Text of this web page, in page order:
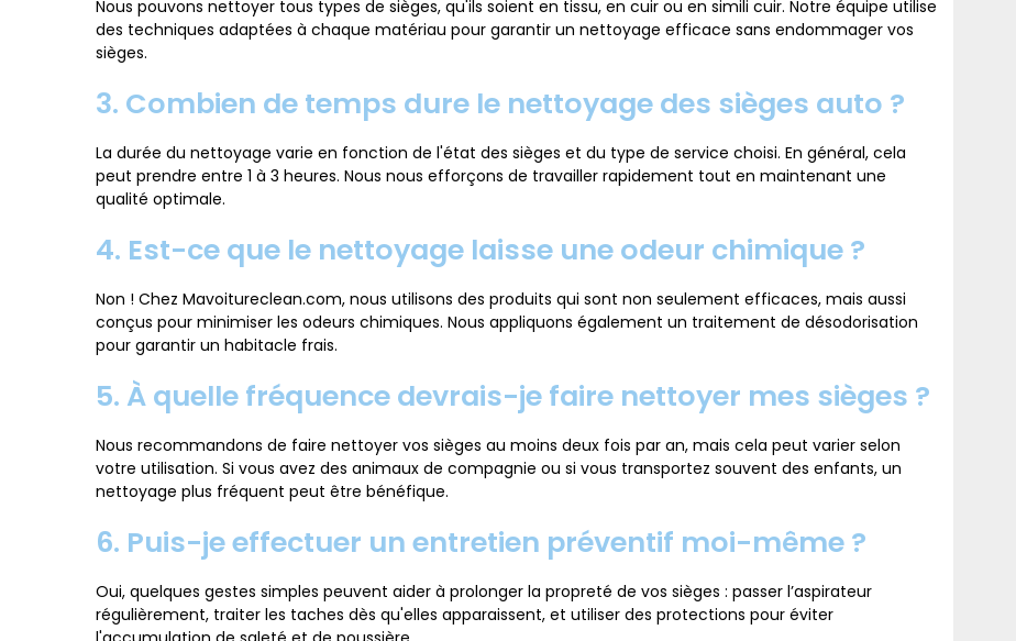
Nous pouvons nettoyer tous types de sièges, qu'ils soient en tissu, en cuir ou en simili cuir. Notre équipe utilise
des techniques adaptées à chaque matériau pour garantir un nettoyage efficace sans endommager vos
sièges.
3. Combien de temps dure le nettoyage des sièges auto ?
La durée du nettoyage varie en fonction de l'état des sièges et du type de service choisi. En général, cela
peut prendre entre 1 à 3 heures. Nous nous efforçons de travailler rapidement tout en maintenant une
qualité optimale.
4. Est-ce que le nettoyage laisse une odeur chimique ?
Non ! Chez Mavoitureclean.com, nous utilisons des produits qui sont non seulement efficaces, mais aussi
conçus pour minimiser les odeurs chimiques. Nous appliquons également un traitement de désodorisation
pour garantir un habitacle frais.
5. À quelle fréquence devrais-je faire nettoyer mes sièges ?
Nous recommandons de faire nettoyer vos sièges au moins deux fois par an, mais cela peut varier selon
votre utilisation. Si vous avez des animaux de compagnie ou si vous transportez souvent des enfants, un
nettoyage plus fréquent peut être bénéfique.
6. Puis-je effectuer un entretien préventif moi-même ?
Oui, quelques gestes simples peuvent aider à prolonger la propreté de vos sièges : passer l’aspirateur
régulièrement, traiter les taches dès qu'elles apparaissent, et utiliser des protections pour éviter